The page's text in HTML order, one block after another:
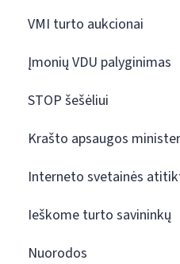
VMI turto aukcionai
Įmonių VDU palyginimas
STOP šešėliui
Krašto apsaugos
Interneto svetainės
Ieškome turto savininkų
Nuorodos